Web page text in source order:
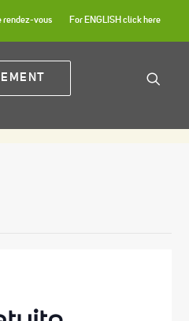
rendez-vous For ENGLISH click here